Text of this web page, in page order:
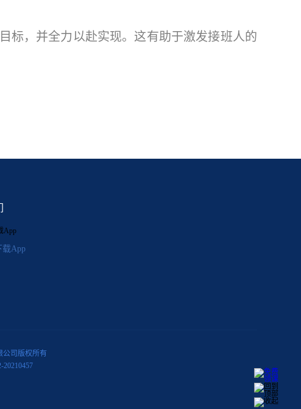
，并全力以赴实现。这有助于激发接班人的
载App
公司版权所有